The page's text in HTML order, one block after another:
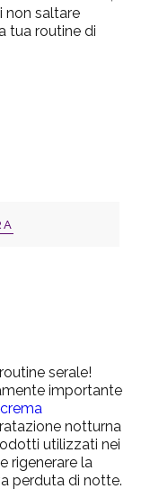
non saltare
tua routine di
serale!
importante
crema
notturna
utilizzati nei
rigenerare la
perduta di notte.